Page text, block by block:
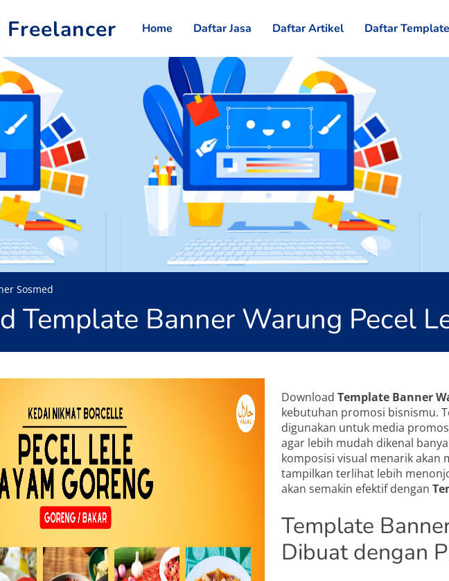
Home Daftar Jasa Daftar Artikel Daftar Template
Sosmed
Template Banner Warung Pecel
Download Template Banner
kebutuhan promosi bisnismu.
digunakan untuk media
agar lebih mudah dikenal
komposisi visual menarik akan
tampilkan terlihat lebih
akan semakin efektif dengan
Template
Dibuat dengan